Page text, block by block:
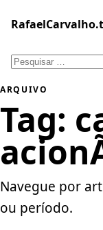
para
conteúdo
Pesquisar
ARQUIVO
Tag:
Navegue por
ou período.